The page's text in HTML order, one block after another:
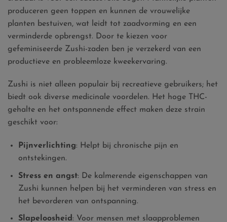
produceren geen toppen en kunnen de vrouwelijke
planten bestuiven, wat leidt tot zaadvorming en een
verminderde opbrengst. Door te kiezen voor
gefeminiseerde Zushi-zaden ben je verzekerd van een
productieve en probleemloze kweekervaring.
Zushi is niet alleen populair bij recreatieve gebruikers; het
biedt ook diverse medicinale voordelen. Het hoge THC-
gehalte en het ontspannende effect maken deze strain
geschikt voor:
Pijnverlichting: Helpt bij chronische pijn en
ontstekingen.
Stress en angst: De kalmerende eigenschappen van
Zushi kunnen helpen bij het verminderen van stress en
het bevorderen van ontspanning.
Slapeloosheid: Voor mensen met slaapproblemen